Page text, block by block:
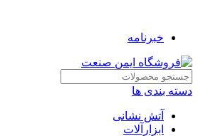
خبرنامه
دسته بندی ها
آتش نشانی
ابزارآلات